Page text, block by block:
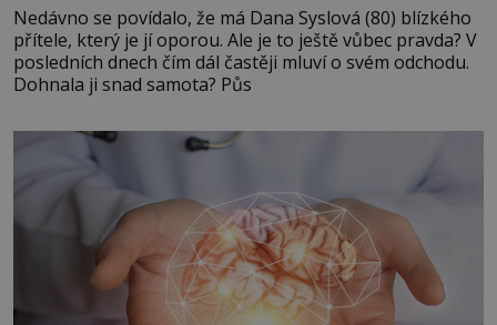
Nedávno se povídalo, že má Dana Syslová (80) blízkého
přítele, který je jí oporou. Ale je to ještě vůbec pravda? V
posledních dnech čím dál častěji mluví o svém odchodu.
Dohnala ji snad samota? Půs